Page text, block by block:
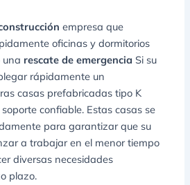
empresa que
oficinas y dormitorios
una rescate de emergencia Si su
rápidamente un
casas prefabricadas tipo K
confiable. Estas casas se
para garantizar que su
a trabajar en el menor tiempo
diversas necesidades
plazo.